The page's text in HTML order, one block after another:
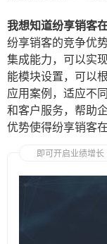
我想知道纷享销客
纷享销客的竞争优
集成能力，可以实
能模块设置，可以
应用案例，适应不
和客户服务，帮助
优势使得纷享销客
即可开启业绩增长